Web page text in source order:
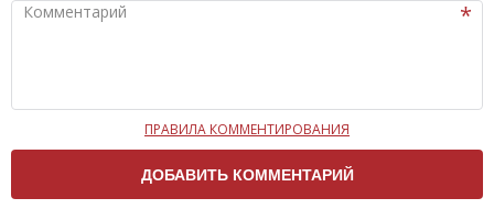
Комментарий
Чтобы ваш комментарий был опубликован на сайте,
вам нужно придерживаться следующих правил:
ПРАВИЛА КОММЕНТИРОВАНИЯ